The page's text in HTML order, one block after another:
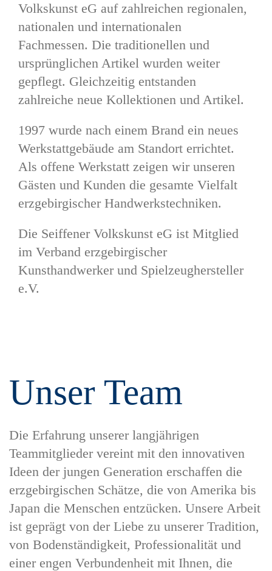
Volkskunst eG auf zahlreichen regionalen,
nationalen und internationalen
Fachmessen. Die traditionellen und
ursprünglichen Artikel wurden weiter
gepflegt. Gleichzeitig entstanden
zahlreiche neue Kollektionen und Artikel.
1997 wurde nach einem Brand ein neues
Werkstattgebäude am Standort errichtet.
Als offene Werkstatt zeigen wir unseren
Gästen und Kunden die gesamte Vielfalt
erzgebirgischer Handwerkstechniken.
Die Seiffener Volkskunst eG ist Mitglied
im Verband erzgebirgischer
Kunsthandwerker und Spielzeughersteller
e.V.
Unser Team
Die Erfahrung unserer langjährigen
Teammitglieder vereint mit den innovativen
Ideen der jungen Generation erschaffen die
erzgebirgischen Schätze, die von Amerika bis
Japan die Menschen entzücken. Unsere Arbeit
ist geprägt von der Liebe zu unserer Tradition,
von Bodenständigkeit, Professionalität und
einer engen Verbundenheit mit Ihnen, die